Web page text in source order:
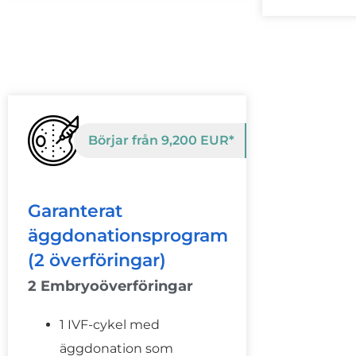
Garanterat
äggdonationsprogram
(2 överföringar)
2 Embryoöverföringar
1 IVF-cykel med
äggdonation som
Börjar från 9,200 EUR*